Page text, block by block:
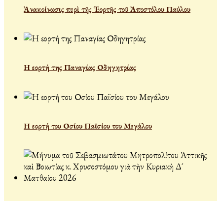
Ἀνακοίνωσις περὶ τῆς Ἑορτῆς τοῦ Ἀποστόλου Παύλου
Η εορτή της Παναγίας Οδηγητρίας
Η εορτή του Οσίου Παϊσίου του Μεγάλου